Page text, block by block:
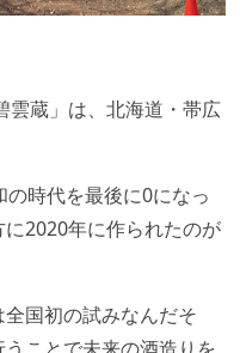
雲蔵」は、北海道・帯広
時代を最後に0になっ
2020年に作られたのが
国初の試みなんだそ